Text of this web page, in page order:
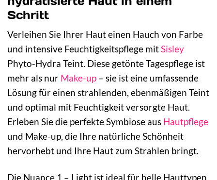
Schritt
Verleihen Sie Ihrer Haut einen Hauch von Farbe
und intensive Feuchtigkeitspflege mitSisley
Phyto-Hydra Teint. Diese getönte Tagespflege ist
mehr als nur Make-up – sie ist eine umfassende
Lösung für einen strahlenden, ebenmäßigen Teint
und optimal mit Feuchtigkeit versorgte Haut.
Erleben Sie die perfekte Symbiose aus Hautpflege
und Make-up, die Ihre natürliche Schönheit
hervorhebt und Ihre Haut zum Strahlen bringt.
Die Nuance 1 – Light ist ideal für helle Hauttypen,